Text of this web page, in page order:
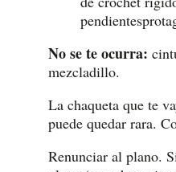
No se te ocurra:
mezcladillo.
La chaqueta que te
puede quedar rara.
Renunciar al plano.